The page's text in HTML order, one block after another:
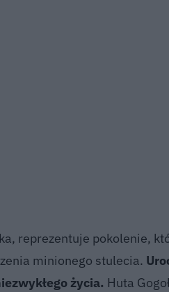
reprezentuje pokolenie,
minionego stulecia.
życia. Huta